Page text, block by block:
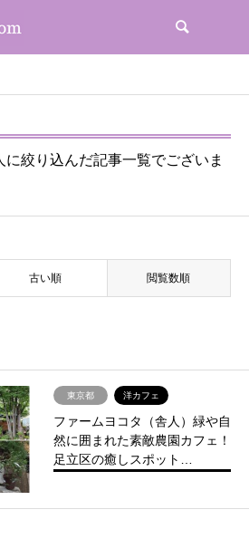
絞り込んだ記事一覧でございま
古い順 閲覧数順
東京都 洋カフェ
ファームヨコタ（舎人）緑や自
然に囲まれた素敵農園カフェ！
足立区の癒しスポット…